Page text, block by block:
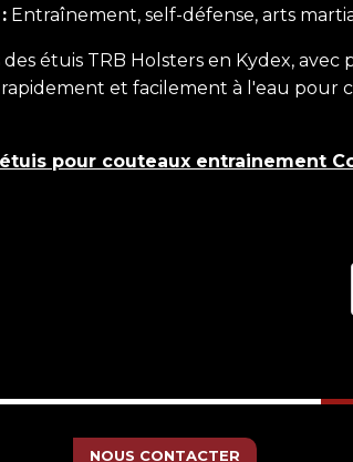
Entraînement, self-défense, arts
étuis TRB Holsters en Kydex,
et facilement à l'eau pour
pour couteaux entrainement
NOUS CONTACTER